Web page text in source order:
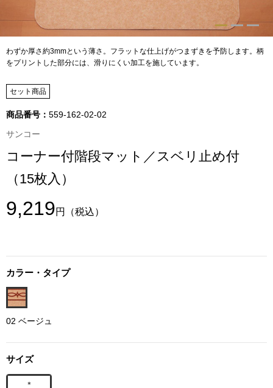
アクセサリー
ン雑貨
Tシャツ／カッ
ポロシャツ
ボトムス
わずか厚さ約3mmという薄さ。フラットな仕上げがつまずきを予防します。柄
をプリントした部分には、滑りにくい加工を施しています。
セット商品
商品番号： 559-162-02-02
サンコー
コーナー付階段マット／スベリ止め付
（15枚入）
9,219円 （税込）
カラー・タイプ
02 ベージュ
サイズ
＊